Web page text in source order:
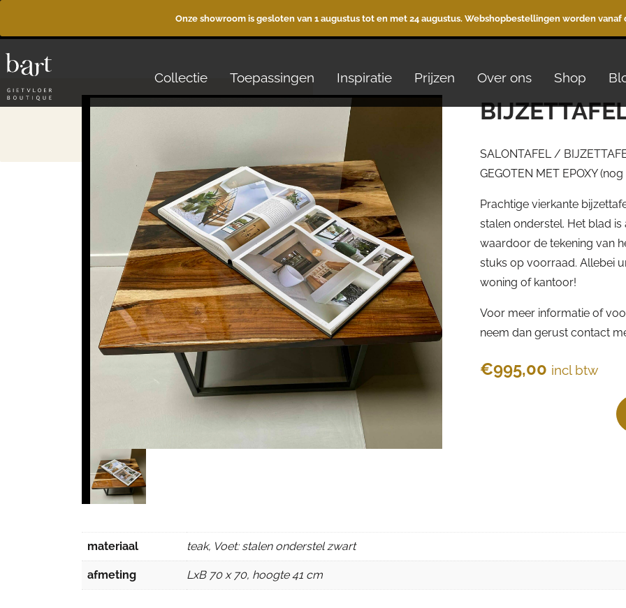
Onze showroom is gesloten van 1 augustus tot en met 24 augustus. Webshopbestellingen worden
Collectie Toepassingen Inspiratie Prijzen Over ons Shop
SALONTAFEL /
GEGOTEN MET EPOXY
Prachtige vierkante
stalen onderstel. Het blad
waardoor de tekening van
stuks op voorraad. Allebei
woning of kantoor!
Voor meer informatie of
neem dan gerust contact
€995,00 incl btw
materiaal teak, Voet: stalen onderstel zwart
afmeting LxB 70 x 70, hoogte 41 cm